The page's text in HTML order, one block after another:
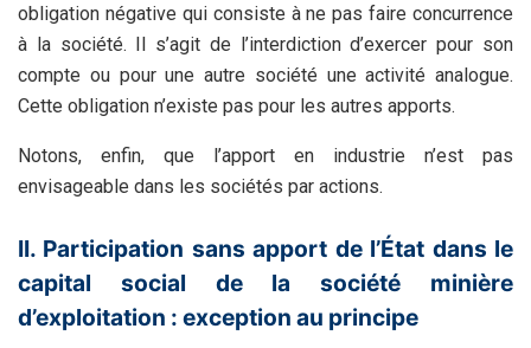
obligation négative qui consiste à ne pas faire concurrence
à la société. Il s’agit de l’interdiction d’exercer pour son
compte ou pour une autre société une activité analogue.
Cette obligation n’existe pas pour les autres apports.
Notons, enfin, que l’apport en industrie n’est pas
envisageable dans les sociétés par actions.
II. Participation sans apport de l’État dans le
capital social de la société minière
d’exploitation : exception au principe